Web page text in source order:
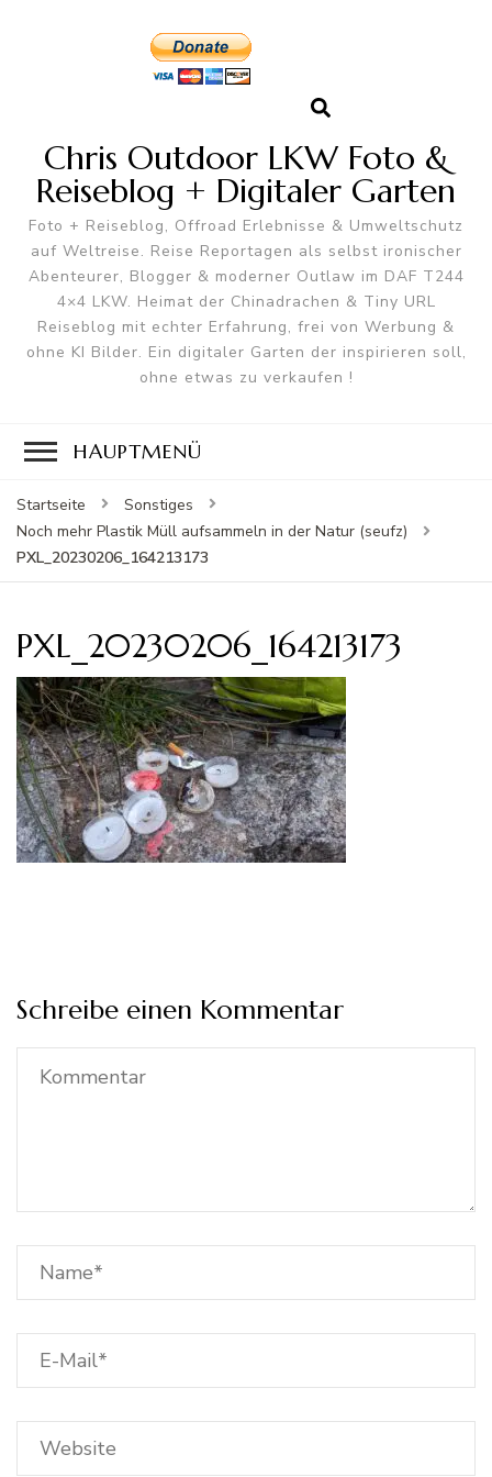
Chris Outdoor LKW Foto &
Reiseblog + Digitaler Garten
Foto + Reiseblog, Offroad Erlebnisse & Umweltschutz
auf Weltreise. Reise Reportagen als selbst ironischer
Abenteurer, Blogger & moderner Outlaw im DAF T244
4×4 LKW. Heimat der Chinadrachen & Tiny URL
Reiseblog mit echter Erfahrung, frei von Werbung &
ohne KI Bilder. Ein digitaler Garten der inspirieren soll,
ohne etwas zu verkaufen !
HAUPTMENÜ
Startseite
Sonstiges
Noch mehr Plastik Müll aufsammeln in der Natur (seufz)
PXL_20230206_164213173
PXL_20230206_164213173
Schreibe einen Kommentar